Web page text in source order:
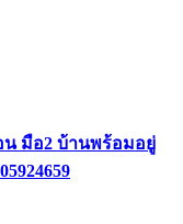
มือ2 บ้านพร้อมอยู่